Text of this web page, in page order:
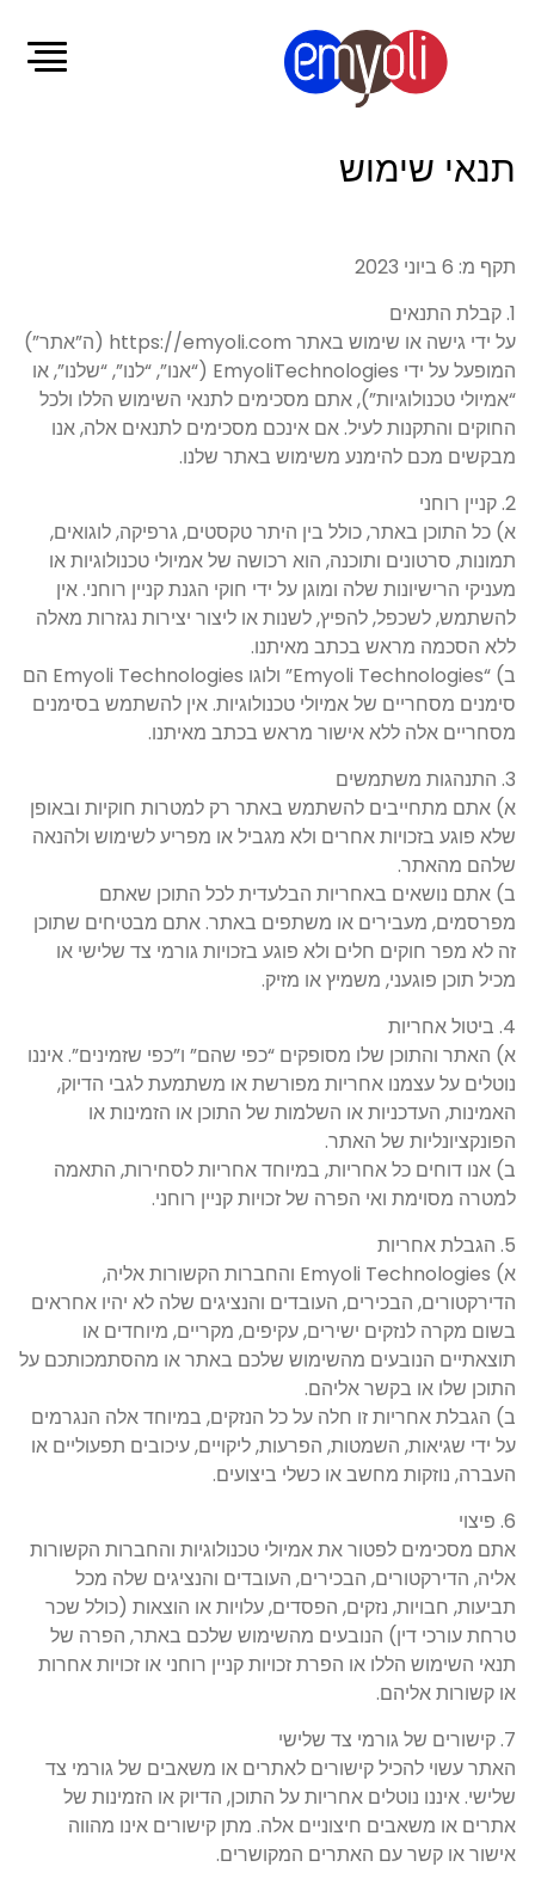
תנאי שימוש
תקף מ: 6 ביוני 2023
1. קבלת התנאים
על ידי גישה או שימוש באתר https://emyoli.com (ה”אתר”)
המופעל על ידי EmyoliTechnologies (“אנו”, “לנו”, “שלנו”, או
“אמיולי טכנולוגיות”), אתם מסכימים לתנאי השימוש הללו ולכל
החוקים והתקנות לעיל. אם אינכם מסכימים לתנאים אלה, אנו
מבקשים מכם להימנע משימוש באתר שלנו.
2. קניין רוחני
א) כל התוכן באתר, כולל בין היתר טקסטים, גרפיקה, לוגואים,
תמונות, סרטונים ותוכנה, הוא רכושה של אמיולי טכנולוגיות או
מעניקי הרישיונות שלה ומוגן על ידי חוקי הגנת קניין רוחני. אין
להשתמש, לשכפל, להפיץ, לשנות או ליצור יצירות נגזרות מאלה
ללא הסכמה מראש בכתב מאיתנו.
ב) “Emyoli Technologies” ולוגו Emyoli Technologies הם
סימנים מסחריים של אמיולי טכנולוגיות. אין להשתמש בסימנים
מסחריים אלה ללא אישור מראש בכתב מאיתנו.
3. התנהגות משתמשים
א) אתם מתחייבים להשתמש באתר רק למטרות חוקיות ובאופן
שלא פוגע בזכויות אחרים ולא מגביל או מפריע לשימוש ולהנאה
שלהם מהאתר.
ב) אתם נושאים באחריות הבלעדית לכל התוכן שאתם
מפרסמים, מעבירים או משתפים באתר. אתם מבטיחים שתוכן
זה לא מפר חוקים חלים ולא פוגע בזכויות גורמי צד שלישי או
מכיל תוכן פוגעני, משמיץ או מזיק.
4. ביטול אחריות
א) האתר והתוכן שלו מסופקים “כפי שהם” ו”כפי שזמינים”. איננו
נוטלים על עצמנו אחריות מפורשת או משתמעת לגבי הדיוק,
האמינות, העדכניות או השלמות של התוכן או הזמינות או
הפונקציונליות של האתר.
ב) אנו דוחים כל אחריות, במיוחד אחריות לסחירות, התאמה
למטרה מסוימת ואי הפרה של זכויות קניין רוחני.
5. הגבלת אחריות
א) Emyoli Technologies והחברות הקשורות אליה,
הדירקטורים, הבכירים, העובדים והנציגים שלה לא יהיו אחראים
בשום מקרה לנזקים ישירים, עקיפים, מקריים, מיוחדים או
תוצאתיים הנובעים מהשימוש שלכם באתר או מהסתמכותכם על
התוכן שלו או בקשר אליהם.
ב) הגבלת אחריות זו חלה על כל הנזקים, במיוחד אלה הנגרמים
על ידי שגיאות, השמטות, הפרעות, ליקויים, עיכובים תפעוליים או
העברה, נוזקות מחשב או כשלי ביצועים.
6. פיצוי
אתם מסכימים לפטור את אמיולי טכנולוגיות והחברות הקשורות
אליה, הדירקטורים, הבכירים, העובדים והנציגים שלה מכל
תביעות, חבויות, נזקים, הפסדים, עלויות או הוצאות (כולל שכר
טרחת עורכי דין) הנובעים מהשימוש שלכם באתר, הפרה של
תנאי השימוש הללו או הפרת זכויות קניין רוחני או זכויות אחרות
או קשורות אליהם.
7. קישורים של גורמי צד שלישי
האתר עשוי להכיל קישורים לאתרים או משאבים של גורמי צד
שלישי. איננו נוטלים אחריות על התוכן, הדיוק או הזמינות של
אתרים או משאבים חיצוניים אלה. מתן קישורים אינו מהווה
אישור או קשר עם האתרים המקושרים.